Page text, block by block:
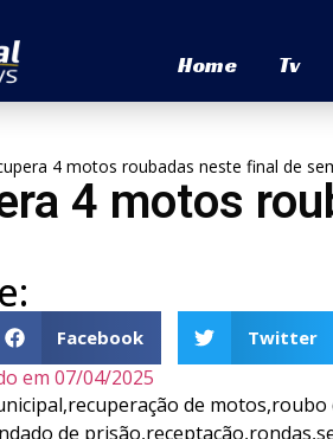
Home Tv
4 motos roubadas neste final de
4 motos
Facebook Twitter
em 07/04/2025